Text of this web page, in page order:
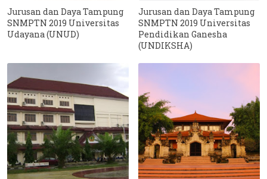
Jurusan dan Daya Tampung
SNMPTN 2019 Universitas
Udayana (UNUD)
Jurusan dan Daya Tampung
SNMPTN 2019 Universitas
Pendidikan Ganesha
(UNDIKSHA)